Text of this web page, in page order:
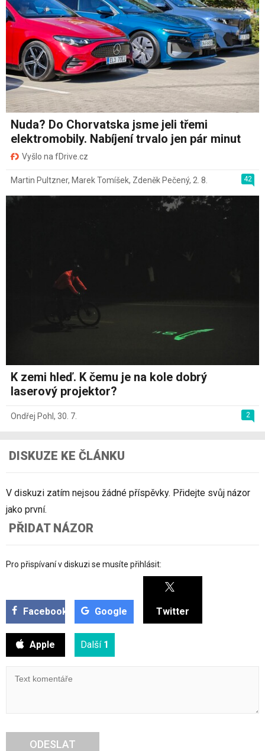
Nuda? Do Chorvatska jsme jeli třemi
elektromobily. Nabíjení trvalo jen pár minut
Vyšlo na fDrive.cz
42
Martin Pultzner, Marek Tomíšek, Zdeněk Pečený, 2. 8.
K zemi hleď. K čemu je na kole dobrý
laserový projektor?
2
Ondřej Pohl, 30. 7.
DISKUZE KE ČLÁNKU
V diskuzi zatím nejsou žádné příspěvky. Přidejte svůj názor
jako první.
PŘIDAT NÁZOR
Pro přispívaní v diskuzi se musíte přihlásit:
Facebook Google Twitter
Apple Další 1
ODESLAT